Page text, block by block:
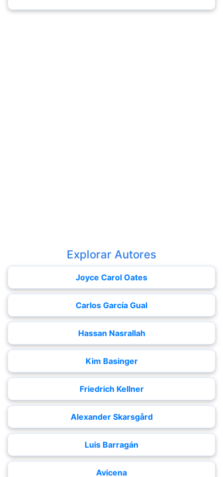
Explorar Autores
Joyce Carol Oates
Carlos García Gual
Hassan Nasrallah
Kim Basinger
Friedrich Kellner
Alexander Skarsgård
Luis Barragán
Avicena